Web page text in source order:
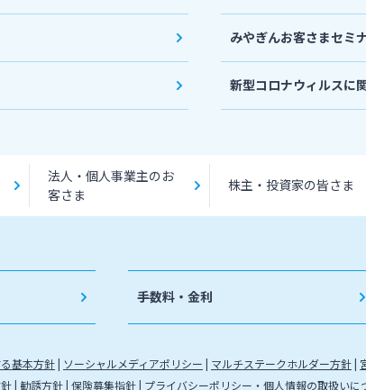
みやぎんお客さまセミ
新型コロナウィルスに
法人・個人事業主のお
客さま
株主・投資家の皆さま
手数料・金利
基本方針 ソーシャルメディアポリシー マルチステークホルダー方針
勧誘方針 保険募集指針 プライバシーポリシー・個人情報の取扱いに